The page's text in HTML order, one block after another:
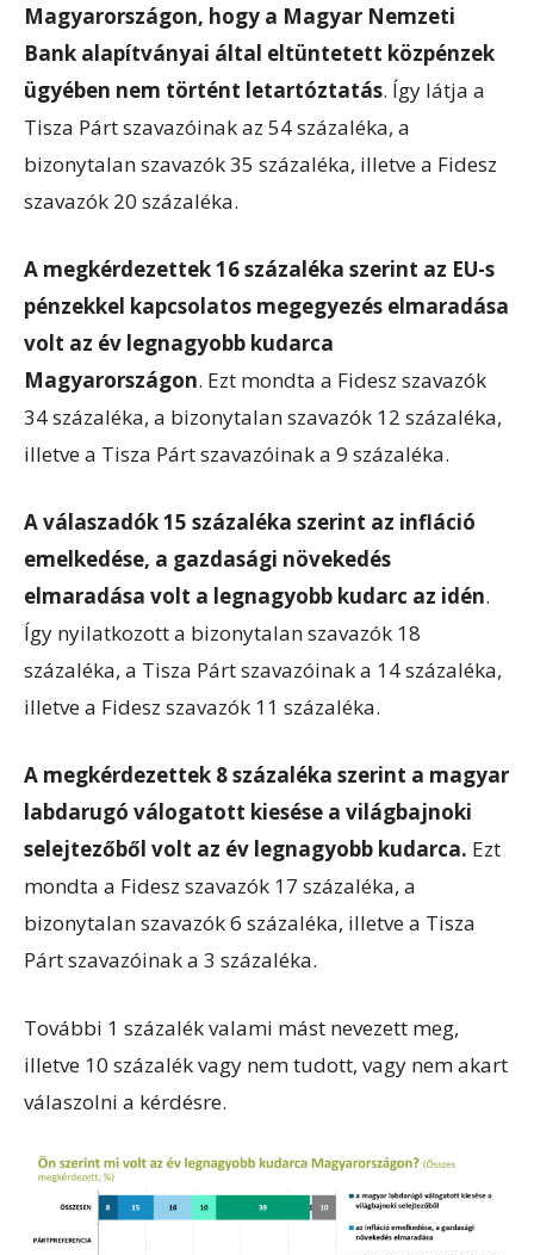
Magyarországon, hogy a Magyar Nemzeti
Bank alapítványai által eltüntetett közpénzek
ügyében nem történt letartóztatás. Így látja a
Tisza Párt szavazóinak az 54 százaléka, a
bizonytalan szavazók 35 százaléka, illetve a Fidesz
szavazók 20 százaléka.
A megkérdezettek 16 százaléka szerint az EU-s
pénzekkel kapcsolatos megegyezés elmaradása
volt az év legnagyobb kudarca
Magyarországon. Ezt mondta a Fidesz szavazók
34 százaléka, a bizonytalan szavazók 12 százaléka,
illetve a Tisza Párt szavazóinak a 9 százaléka.
A válaszadók 15 százaléka szerint az infláció
emelkedése, a gazdasági növekedés
elmaradása volt a legnagyobb kudarc az idén.
Így nyilatkozott a bizonytalan szavazók 18
százaléka, a Tisza Párt szavazóinak a 14 százaléka,
illetve a Fidesz szavazók 11 százaléka.
A megkérdezettek 8 százaléka szerint a magyar
labdarugó válogatott kiesése a világbajnoki
selejtezőből volt az év legnagyobb kudarca. Ezt
mondta a Fidesz szavazók 17 százaléka, a
bizonytalan szavazók 6 százaléka, illetve a Tisza
Párt szavazóinak a 3 százaléka.
További 1 százalék valami mást nevezett meg,
illetve 10 százalék vagy nem tudott, vagy nem akart
válaszolni a kérdésre.